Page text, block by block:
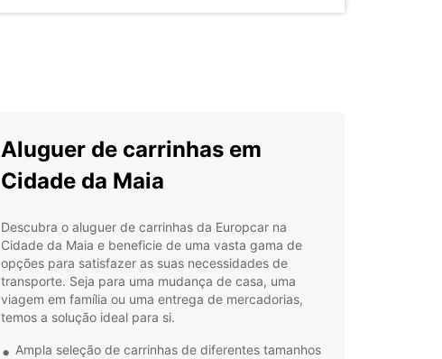
Aluguer de carrinhas em
Cidade da Maia
Descubra o aluguer de carrinhas da Europcar na
Cidade da Maia e beneficie de uma vasta gama de
opções para satisfazer as suas necessidades de
transporte. Seja para uma mudança de casa, uma
viagem em família ou uma entrega de mercadorias,
temos a solução ideal para si.
Ampla seleção de carrinhas de diferentes tamanhos